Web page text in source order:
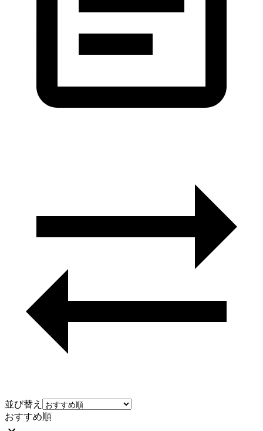
並び替え
おすすめ順